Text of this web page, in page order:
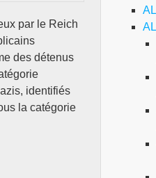
par le Reich
des détenus
identifiés
la catégorie